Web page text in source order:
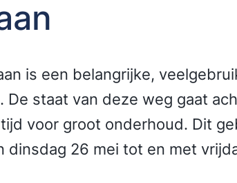
is een belangrijke,
De staat van deze weg gaat
voor groot onderhoud. Dit
dinsdag 26 mei tot en met